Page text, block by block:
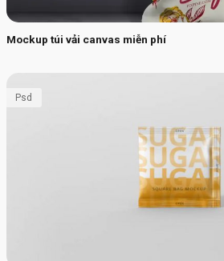
Mockup túi vải canvas miễn phí
Psd